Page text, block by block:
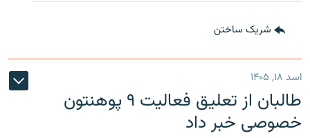
شریک ساختن
اسد ۱۸, ۱۴۰۵
طالبان از تعلیق فعالیت ۹ پوهنتون
خصوصی خبر داد